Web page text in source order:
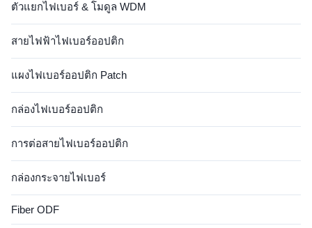
ตัวแยกไฟเบอร์ & โมดูล WDM
สายไฟฟ้าไฟเบอร์ออปติก
แผงไฟเบอร์ออปติก Patch
กล่องไฟเบอร์ออปติก
การต่อสายไฟเบอร์ออปติก
กล่องกระจายไฟเบอร์
Fiber ODF